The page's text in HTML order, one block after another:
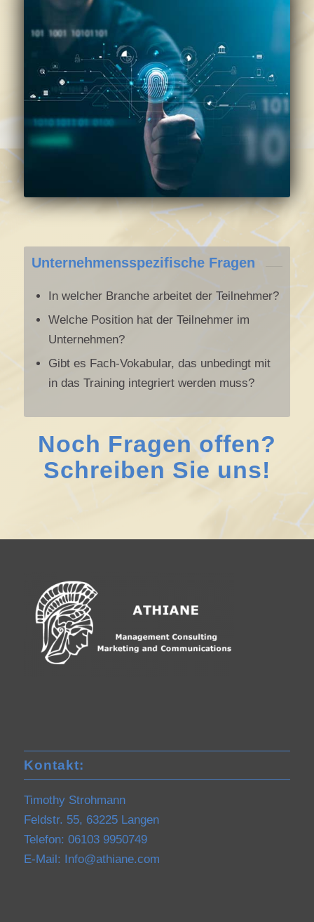
Unternehmensspezifische Fragen
In welcher Branche arbeitet der Teilnehmer?
Welche Position hat der Teilnehmer im
Unternehmen?
Gibt es Fach-Vokabular, das unbedingt mit
in das Training integriert werden muss?
Noch Fragen offen?
Schreiben Sie uns!
Kontakt:
Timothy Strohmann
Feldstr. 55, 63225 Langen
Telefon: 06103 9950749
E-Mail: Info@athiane.com